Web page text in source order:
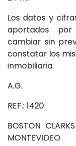
Los datos y
aportados
cambiar sin
constatar los
inmobiliaria.
A.G.
REF.: 1420
BOSTON
MONTEVIDEO